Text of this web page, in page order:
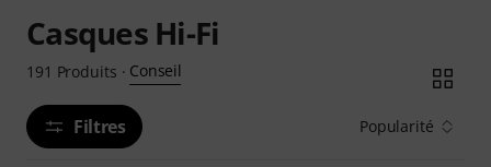
Casques Hi-Fi
191 Produits · Conseil
Filtres Popularité